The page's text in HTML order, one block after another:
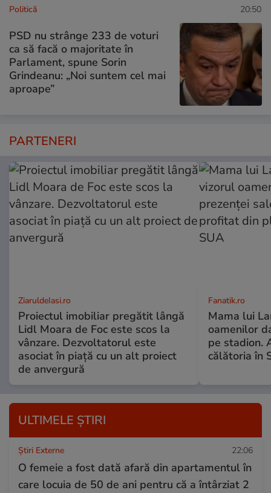
Politică 20:50
PSD nu strânge 233 de voturi
ca să facă o majoritate în
Parlament, spune Sorin
Grindeanu: „Noi suntem cel mai
aproape”
PARTENERI
ZiaruldeIasi.ro
Proiectul imobiliar pregătit lângă
Lidl Moara de Foc este scos la
vânzare. Dezvoltatorul este
asociat în piață cu un alt proiect
de anvergură
Fanatik.ro
Mama lui
oamenilor
pe stadion.
călătoria în
ULTIMELE ȘTIRI
Știri Externe 22:06
O femeie a fost dată afară din apartamentul în
care locuia de 50 de ani pentru că a întârziat 2